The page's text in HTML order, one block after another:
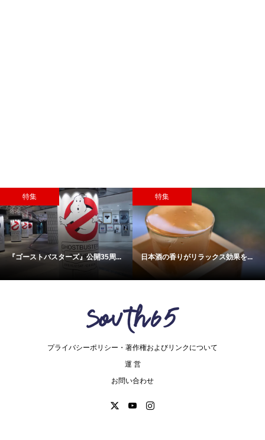
特集
『ゴーストバスターズ』公開35周...
特集
日本酒の香りがリラックス効果を...
プライバシーポリシー・著作権およびリンクについて
運 営
お問い合わせ